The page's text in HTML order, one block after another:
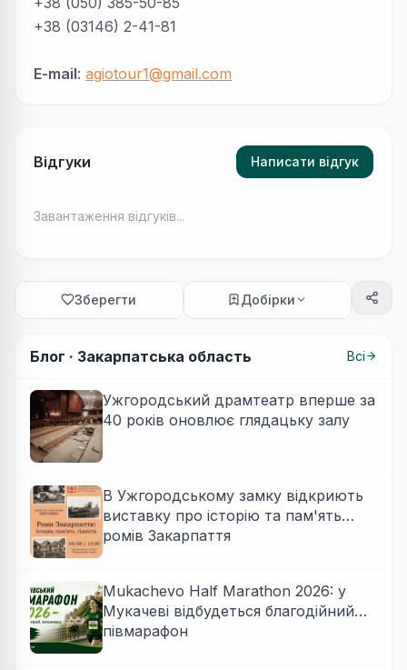
+38 (03146) 2-41-81
E-mail: agiotour1@gmail.com
Відгуки Написати відгук
Завантаження відгуків...
Зберегти Добірки
Блог · Закарпатська область Всі
Ужгородський драмтеатр вперше за
40 років оновлює глядацьку залу
В Ужгородському замку відкриють
виставку про історію та пам'ять
ромів Закарпаття
Mukachevo Half Marathon 2026: у
Мукачеві відбудеться благодійний
півмарафон